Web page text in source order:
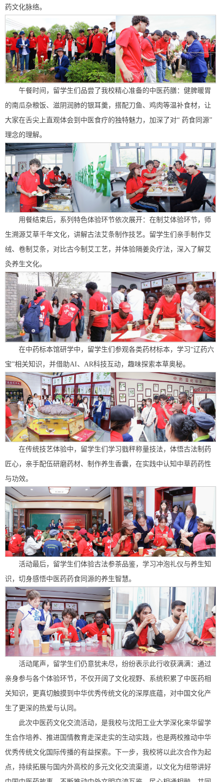
药文化脉络。
午餐时间，留学生们品尝了我校精心准备的中医药膳：健脾暖胃
的南瓜杂粮饭、滋阴润肺的银耳羹，搭配刀鱼、鸡肉等温补食材，让
大家在舌尖上直观体会到中医食疗的独特魅力，加深了对“ 药食同源”
理念的理解。
用餐结束后，系列特色体验环节依次展开：在制艾体验环节，师
生溯源艾草千年文化，讲解古法艾条制作技艺。留学生们亲手制作艾
绒、卷制艾条，对比古今制艾工艺，并体验隔姜灸疗法，深入了解艾
灸养生文化。
在中药标本馆研学中，留学生们参观各类药材标本，学习“辽药六
宝”相关知识，并借助AI、AR科技互动，趣味探索本草奥秘。
在传统技艺体验中，留学生们学习戥秤称量技法，体悟古法制药
匠心，亲手配伍研磨药材、制作养生香囊，在实践中认知中草药药性
与功效。
活动最后，留学生们体验古法参茶品鉴，学习冲泡礼仪与养生知
识，切身感悟中医药药食同源的养生智慧。
活动尾声，留学生们仍意犹未尽，纷纷表示此行收获满满：通过
亲身参与各个体验环节，不仅开阔了文化视野、系统积累了中医药相
关知识，更真切触摸到中华优秀传统文化的深厚底蕴，对中国文化产
生了更深的热爱与认同。
此次中医药文化交流活动，是我校与沈阳工业大学深化来华留学
生合作培养、推进国情教育走深走实的生动实践，也是两校推动中华
优秀传统文化国际传播的有益探索。下一步，我校将以此次合作为起
点，持续拓展与国内外高校的多元文化交流渠道，以文化为纽带讲好